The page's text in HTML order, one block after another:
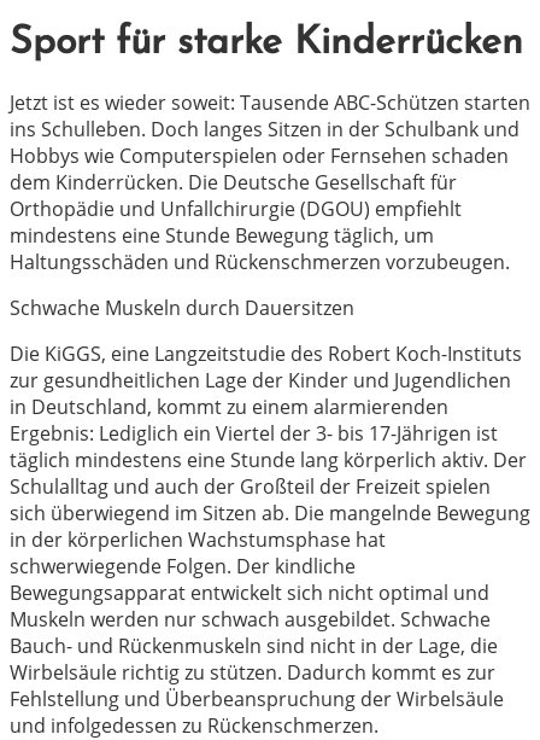
Sport für starke Kinderrücken
Jetzt ist es wieder soweit: Tausende ABC-Schützen starten
ins Schulleben. Doch langes Sitzen in der Schulbank und
Hobbys wie Computerspielen oder Fernsehen schaden
dem Kinderrücken. Die Deutsche Gesellschaft für
Orthopädie und Unfallchirurgie (DGOU) empfiehlt
mindestens eine Stunde Bewegung täglich, um
Haltungsschäden und Rückenschmerzen vorzubeugen.
Schwache Muskeln durch Dauersitzen
Die KiGGS, eine Langzeitstudie des Robert Koch-Instituts
zur gesundheitlichen Lage der Kinder und Jugendlichen
in Deutschland, kommt zu einem alarmierenden
Ergebnis: Lediglich ein Viertel der 3- bis 17-Jährigen ist
täglich mindestens eine Stunde lang körperlich aktiv. Der
Schulalltag und auch der Großteil der Freizeit spielen
sich überwiegend im Sitzen ab. Die mangelnde Bewegung
in der körperlichen Wachstumsphase hat
schwerwiegende Folgen. Der kindliche
Bewegungsapparat entwickelt sich nicht optimal und
Muskeln werden nur schwach ausgebildet. Schwache
Bauch- und Rückenmuskeln sind nicht in der Lage, die
Wirbelsäule richtig zu stützen. Dadurch kommt es zur
Fehlstellung und Überbeanspruchung der Wirbelsäule
und infolgedessen zu Rückenschmerzen.